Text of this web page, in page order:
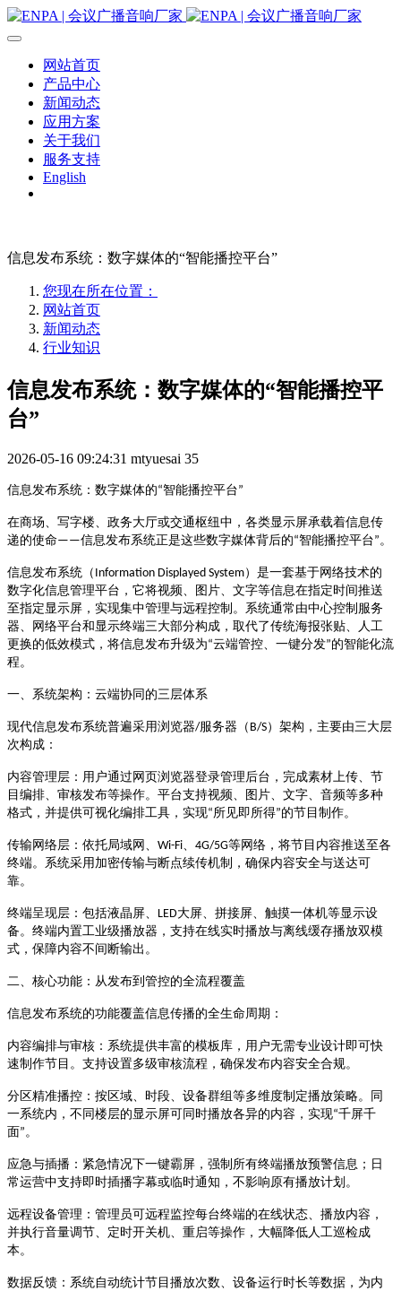
网站首页
产品中心
新闻动态
应用方案
关于我们
服务支持
English
信息发布系统：数字媒体的“智能播控平台”
您现在所在位置：
网站首页
新闻动态
行业知识
信息发布系统：数字媒体的“智能播控平
台”
2026-05-16 09:24:31 mtyuesai 35
信息发布系统：数字媒体的“智能播控平台”
在商场、写字楼、政务大厅或交通枢纽中，各类显示屏承载着信息传
递的使命——信息发布系统正是这些数字媒体背后的“智能播控平台” 。
信息发布系统（ Information Displayed System）是一套基于网络技术的
数字化信息管理平台，它将视频、图片、文字等信息在指定时间推送
至指定显示屏，实现集中管理与远程控制 。系统通常由中心控制服务
器、网络平台和显示终端三大部分构成，取代了传统海报张贴、人工
更换的低效模式，将信息发布升级为“云端管控、一键分发”的智能化流
程。
一、系统架构：云端协同的三层体系
现代信息发布系统普遍采用浏览器/服务器（ B/S）架构 ，主要由三大层
次构成：
内容管理层 ：用户通过网页浏览器登录管理后台，完成素材上传、节
目编排、审核发布等操作。平台支持视频、图片、文字、音频等多种
格式，并提供可视化编排工具，实现“所见即所得”的节目制作。
传输网络层 ：依托局域网、 Wi-Fi 4G/5G等网络，将节目内容推送至各
终端。系统采用加密传输与断点续传机制，确保内容安全与送达可
靠。
终端呈现层 ：包括液晶屏、 LED大屏、拼接屏、触摸一体机等显示设
备。终端内置工业级播放器，支持在线实时播放与离线缓存播放双模
式，保障内容不间断输出 。
二、核心功能：从发布到管控的全流程覆盖
信息发布系统的功能覆盖信息传播的全生命周期 ：
内容编排与审核 ：系统提供丰富的模板库，用户无需专业设计即可快
速制作节目。支持设置多级审核流程，确保发布内容安全合规。
分区精准播控 ：按区域、时段、设备群组等多维度制定播放策略。同
一系统内，不同楼层的显示屏可同时播放各异的内容，实现“千屏千
面”。
应急与插播 ：紧急情况下一键霸屏，强制所有终端播放预警信息；日
常运营中支持即时插播字幕或临时通知，不影响原有播放计划 。
远程设备管理 ：管理员可远程监控每台终端的在线状态、播放内容，
并执行音量调节、定时开关机、重启等操作，大幅降低人工巡检成
本。
数据反馈 ：系统自动统计节目播放次数、设备运行时长等数据，为内